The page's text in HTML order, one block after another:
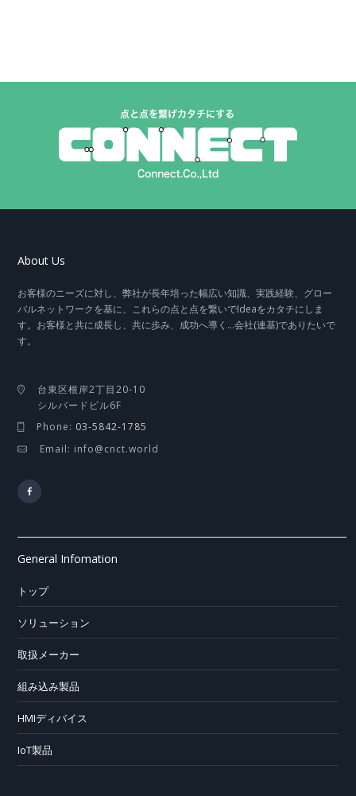
About Us
お客様のニーズに対し、弊社が長年培った幅広い知識、実践経験、グロー
バルネットワークを基に、これらの点と点を繋いでIdeaをカタチにしま
す。お客様と共に成長し、共に歩み、成功へ導く…会社(連基)でありたいで
す。
台東区根岸2丁目20-10
シルバードビル6F
Phone: 03-5842-1785
Email: info@cnct.world
General Infomation
トップ
ソリューション
取扱メーカー
組み込み製品
HMIディバイス
IoT製品